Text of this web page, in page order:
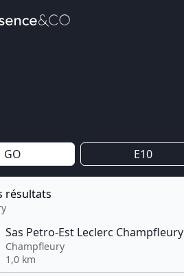
GO E10
résultats
Sas Petro-Est Leclerc Champfleury
Champfleury
1,0 km